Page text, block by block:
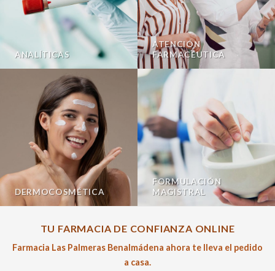
ANALÍTICAS
ATENCIÓN
FARMACÉUTICA
DERMOCOSMÉTICA
FORMULACIÓN
MAGISTRAL
TU FARMACIA DE CONFIANZA ONLINE
Farmacia Las Palmeras Benalmádena ahora te lleva el pedido
a casa.